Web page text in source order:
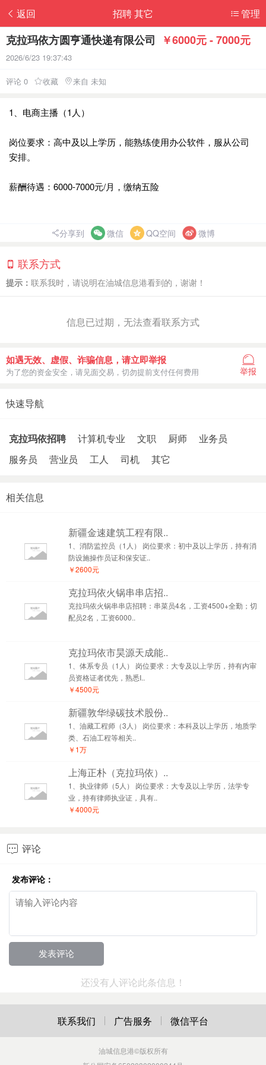
返回 管理
招聘 其它
克拉玛依方圆亨通快递有限公司 ￥6000元 - 7000元
2026/6/23 19:37:43
评论 0 收藏 来自 未知
1、电商主播（1人）
岗位要求：高中及以上学历，能熟练使用办公软件，服从公司
安排。
薪酬待遇：6000-7000元/月，缴纳五险
分享到 微信 QQ空间 微博
联系方式
提示： 联系我时，请说明在油城信息港看到的，谢谢！
信息已过期，无法查看联系方式
如遇无效、虚假、诈骗信息，请立即举报
为了您的资金安全，请见面交易，切勿提前支付任何费用 举报
快速导航
克拉玛依招聘 计算机专业 文职 厨师
业务员
服务员
营业员 工人 司机 其它
相关信息
新疆金速建筑工程有限..
1、消防监控员（1人） 岗位要求：初中及以上学历，持有消
防设施操作员证和保安证..
￥2600元
克拉玛依火锅串串店招..
克拉玛依火锅串串店招聘：串菜员4名，工资4500+全勤；切
配员2名，工资6000..
克拉玛依市昊源天成能..
1、体系专员（1人） 岗位要求：大专及以上学历，持有内审
员资格证者优先，熟悉I..
￥4500元
新疆敦华绿碳技术股份..
1、油藏工程师（3人） 岗位要求：本科及以上学历，地质学
类、石油工程等相关..
￥1万
上海正朴（克拉玛依）..
1、执业律师（5人） 岗位要求：大专及以上学历，法学专
业，持有律师执业证，具有..
￥4000元
 评论
发布评论：
还没有人评论此条信息！
联系我们 广告服务 微信平台
油城信息港©版权所有